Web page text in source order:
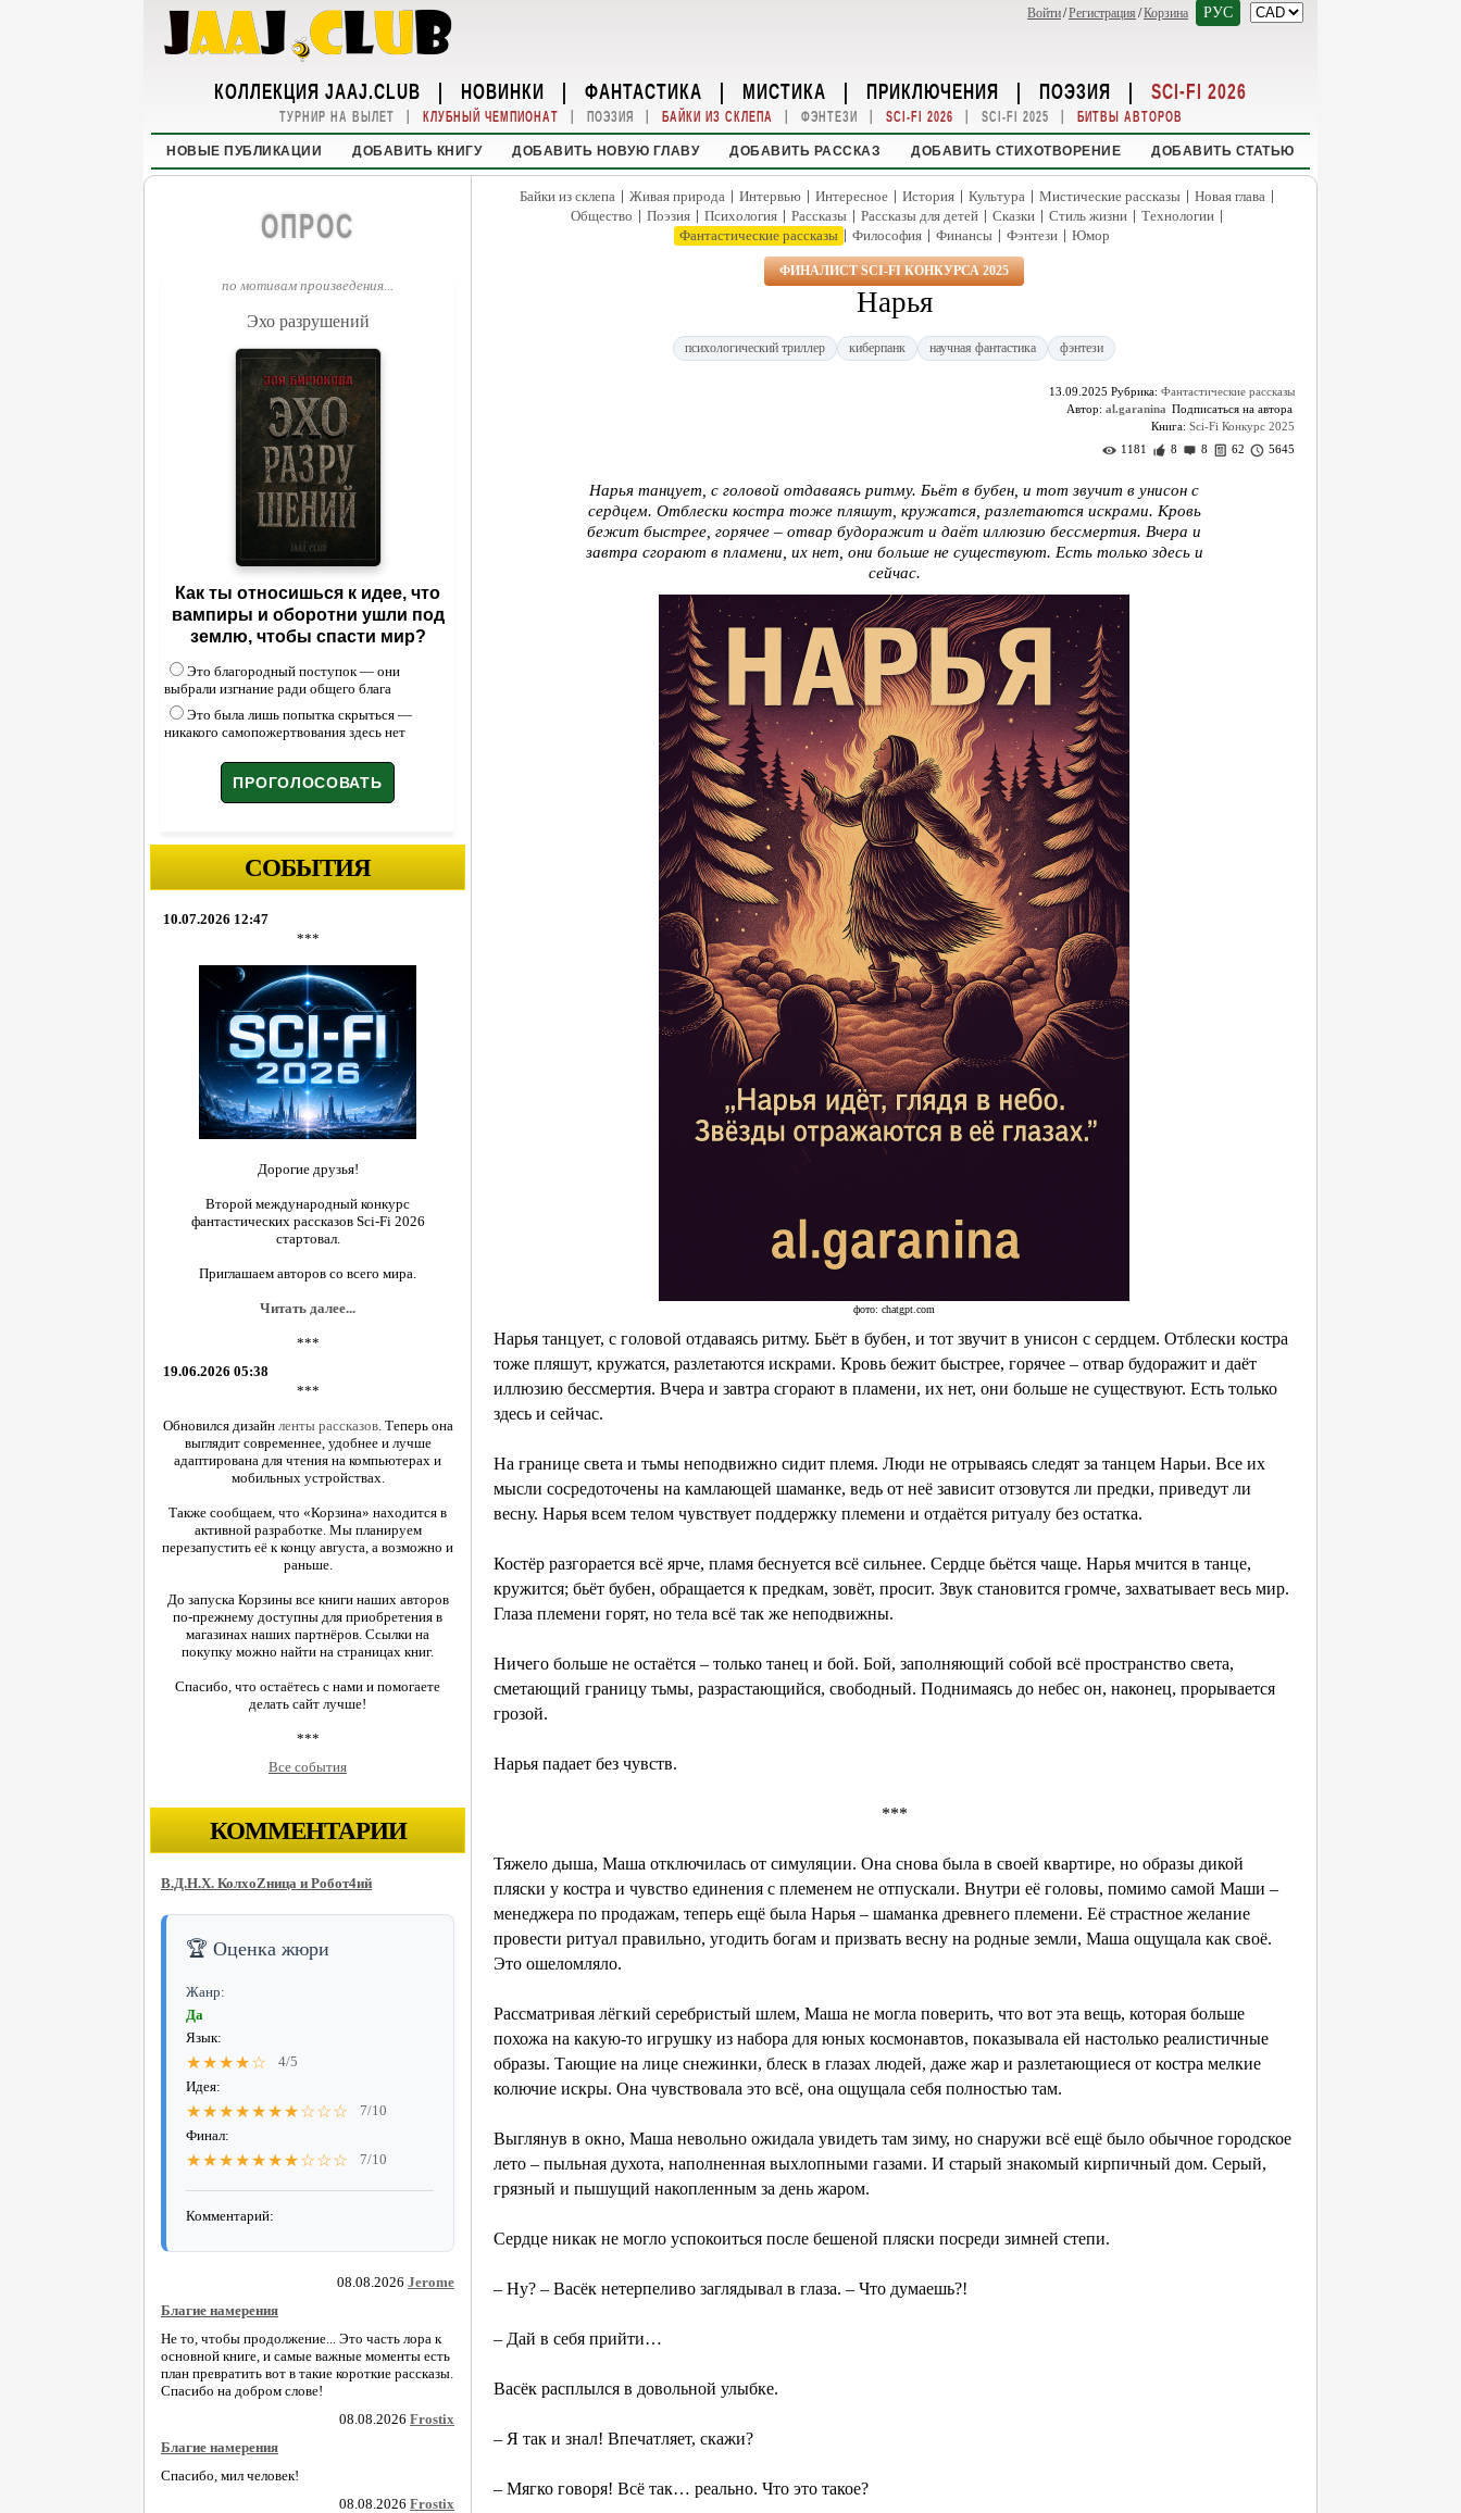
Войти/Регистрация /Корзина РУС
КОЛЛЕКЦИЯ JAAJ.CLUB | НОВИНКИ | ФАНТАСТИКА | МИСТИКА | ПРИКЛЮЧЕНИЯ | ПОЭЗИЯ | SCI-FI 2026
ТУРНИР НА ВЫЛЕТ | КЛУБНЫЙ ЧЕМПИОНАТ | ПОЭЗИЯ | БАЙКИ ИЗ СКЛЕПА | ФЭНТЕЗИ | SCI-FI 2026 | SCI-FI 2025 | БИТВЫ АВТОРОВ
НОВЫЕ ПУБЛИКАЦИИ ДОБАВИТЬ КНИГУ ДОБАВИТЬ НОВУЮ ГЛАВУ ДОБАВИТЬ РАССКАЗ ДОБАВИТЬ СТИХОТВОРЕНИЕ ДОБАВИТЬ СТАТЬЮ
ОПРОС
по мотивам произведения...
Эхо разрушений
Как ты относишься к идее, что
вампиры и оборотни ушли под
землю, чтобы спасти мир?
Это благородный поступок — они
выбрали изгнание ради общего блага
Это была лишь попытка скрыться —
никакого самопожертвования здесь нет
СОБЫТИЯ
10.07.2026 12:47
***
Дорогие друзья!
Второй международный конкурс
фантастических рассказов Sci-Fi 2026
стартовал.
Приглашаем авторов со всего мира.
Читать далее...
***
19.06.2026 05:38
***
Обновился дизайн ленты рассказов. Теперь она
выглядит современнее, удобнее и лучше
адаптирована для чтения на компьютерах и
мобильных устройствах.
Также сообщаем, что «Корзина» находится в
активной разработке. Мы планируем
перезапустить её к концу августа, а возможно и
раньше.
До запуска Корзины все книги наших авторов
по-прежнему доступны для приобретения в
магазинах наших партнёров. Ссылки на
покупку можно найти на страницах книг.
Спасибо, что остаётесь с нами и помогаете
делать сайт лучше!
***
Все события
КОММЕНТАРИИ
В.Д.Н.Х. КолхоZница и Робот4ий
🏆 Оценка жюри
Жанр:
Да
Язык:
★★★★☆
4/5
Идея:
★★★★★★★☆☆☆
7/10
Финал:
★★★★★★★☆☆☆ 7/10
Комментарий:
08.08.2026 Jerome
Благие намерения
Не то, чтобы продолжение... Это часть лора к
основной книге, и самые важные моменты есть
план превратить вот в такие короткие рассказы.
Спасибо на добром слове!
08.08.2026 Frostix
Благие намерения
Спасибо, мил человек!
08.08.2026 Frostix
Байки из склепа | Живая природа | Интервью | Интересное | История | Культура | Мистические рассказы | Новая глава |
Общество | Поэзия | Психология | Рассказы | Рассказы для детей | Сказки | Стиль жизни | Технологии |
Фантастические рассказы | Философия | Финансы | Фэнтези | Юмор
ФИНАЛИСТ SCI-FI КОНКУРСА 2025
Нарья
психологический триллер киберпанк научная фантастика фэнтези
13.09.2025 Рубрика: Фантастические рассказы
Автор: al.garanina
Книга: Sci-Fi Конкурс 2025
1181
8 8 62 5645
Нарья танцует, с головой отдаваясь ритму. Бьёт в бубен, и тот звучит в унисон с
сердцем. Отблески костра тоже пляшут, кружатся, разлетаются искрами. Кровь
бежит быстрее, горячее – отвар будоражит и даёт иллюзию бессмертия. Вчера и
завтра сгорают в пламени, их нет, они больше не существуют. Есть только здесь и
сейчас.
фото: chatgpt.com
Нарья танцует, с головой отдаваясь ритму. Бьёт в бубен, и тот звучит в унисон с сердцем. Отблески костра
тоже пляшут, кружатся, разлетаются искрами. Кровь бежит быстрее, горячее – отвар будоражит и даёт
иллюзию бессмертия. Вчера и завтра сгорают в пламени, их нет, они больше не существуют. Есть только
здесь и сейчас.
На границе света и тьмы неподвижно сидит племя. Люди не отрываясь следят за танцем Нарьи. Все их
мысли сосредоточены на камлающей шаманке, ведь от неё зависит отзовутся ли предки, приведут ли
весну. Нарья всем телом чувствует поддержку племени и отдаётся ритуалу без остатка.
Костёр разгорается всё ярче, пламя беснуется всё сильнее. Сердце бьётся чаще. Нарья мчится в танце,
кружится; бьёт бубен, обращается к предкам, зовёт, просит. Звук становится громче, захватывает весь мир.
Глаза племени горят, но тела всё так же неподвижны.
Ничего больше не остаётся – только танец и бой. Бой, заполняющий собой всё пространство света,
сметающий границу тьмы, разрастающийся, свободный. Поднимаясь до небес он, наконец, прорывается
грозой.
Нарья падает без чувств.
***
Тяжело дыша, Маша отключилась от симуляции. Она снова была в своей квартире, но образы дикой
пляски у костра и чувство единения с племенем не отпускали. Внутри её головы, помимо самой Маши –
менеджера по продажам, теперь ещё была Нарья – шаманка древнего племени. Её страстное желание
провести ритуал правильно, угодить богам и призвать весну на родные земли, Маша ощущала как своё.
Это ошеломляло.
Рассматривая лёгкий серебристый шлем, Маша не могла поверить, что вот эта вещь, которая больше
похожа на какую-то игрушку из набора для юных космонавтов, показывала ей настолько реалистичные
образы. Тающие на лице снежинки, блеск в глазах людей, даже жар и разлетающиеся от костра мелкие
колючие искры. Она чувствовала это всё, она ощущала себя полностью там.
Выглянув в окно, Маша невольно ожидала увидеть там зиму, но снаружи всё ещё было обычное городское
лето – пыльная духота, наполненная выхлопными газами. И старый знакомый кирпичный дом. Серый,
грязный и пышущий накопленным за день жаром.
Сердце никак не могло успокоиться после бешеной пляски посреди зимней степи.
– Ну? – Васёк нетерпеливо заглядывал в глаза. – Что думаешь?!
– Дай в себя прийти…
Васёк расплылся в довольной улыбке.
– Я так и знал! Впечатляет, скажи?
– Мягко говоря! Всё так… реально. Что это такое?